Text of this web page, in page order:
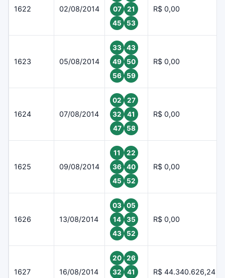
1622 02/08/2014
07
21
45
53
R$ 0,00
1623 05/08/2014
33
43
49
50
56
59
R$ 0,00
1624 07/08/2014
02
27
32
41
47
58
R$ 0,00
1625 09/08/2014
11
22
36
40
45
52
R$ 0,00
1626 13/08/2014
03
05
14
35
43
52
R$ 0,00
1627 16/08/2014
20
26
32
41
R$ 44.340.626,24